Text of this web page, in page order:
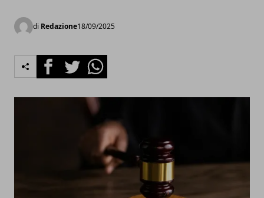
di Redazione18/09/2025
FacebookTwitterWhatsapp